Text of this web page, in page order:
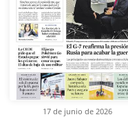
17 de junio de 2026